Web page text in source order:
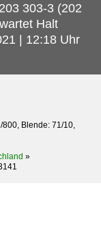
303-3 (202
Halt
| 12:18 Uhr
800, Blende: 71/10,
»